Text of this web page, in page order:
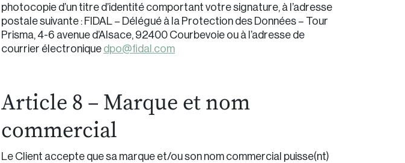
photocopie d’un titre d’identité comportant votre signature, à l’adresse
postale suivante : FIDAL – Délégué à la Protection des Données – Tour
Prisma, 4-6 avenue d’Alsace, 92400 Courbevoie ou à l’adresse de
courrier électronique dpo@fidal.com
Article 8 – Marque et nom
commercial
Le Client accepte que sa marque et/ou son nom commercial puisse(nt)